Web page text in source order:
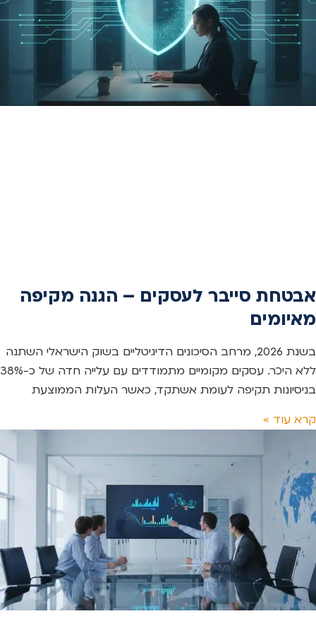
אבטחת סייבר לעסקים – הגנה מקיפה
מאיומים
בשנת 2026, מרחב הסיכונים הדיגיטליים בשוק הישראלי השתנה
ללא היכר. עסקים מקומיים מתמודדים עם עלייה חדה של כ-38%
בניסיונות תקיפה לעומת אשתקד, כאשר העלות הממוצעת
קרא עוד »